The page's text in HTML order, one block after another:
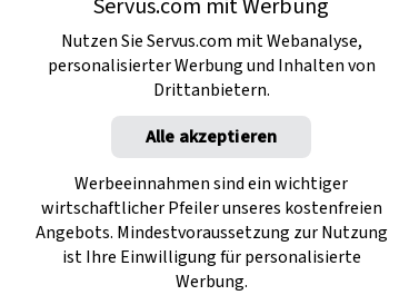
Servus.com mit Werbung
Nutzen Sie Servus.com mit Webanalyse,
personalisierter Werbung und Inhalten von
Drittanbietern.
Alle akzeptieren
Werbeeinnahmen sind ein wichtiger
wirtschaftlicher Pfeiler unseres kostenfreien
Angebots. Mindestvoraussetzung zur Nutzung
ist Ihre Einwilligung für personalisierte
Werbung.